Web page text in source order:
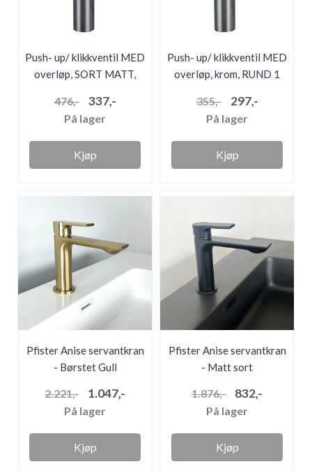
Push- up/ klikkventil MED
overløp, SORT MATT,
476,- 337,-
På lager
Kjøp
Push- up/ klikkventil MED
overløp, krom, RUND 1
355,- 297,-
På lager
Kjøp
Pfister Anise servantkran
- Børstet Gull
2.221,- 1.047,-
På lager
Kjøp
Pfister Anise servantkran
- Matt sort
1.876,- 832,-
På lager
Kjøp